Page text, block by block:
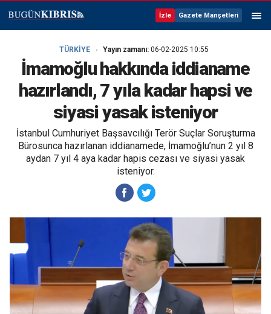
İzle Gazete Manşetleri
TÜRKİYE Yayın zamanı: 06-02-2025 10:55
İmamoğlu hakkında iddianame
hazırlandı, 7 yıla kadar hapsi ve
siyasi yasak isteniyor
İstanbul Cumhuriyet Başsavcılığı Terör Suçlar Soruşturma
Bürosunca hazırlanan iddianamede, İmamoğlu’nun 2 yıl 8
aydan 7 yıl 4 aya kadar hapis cezası ve siyasi yasak
isteniyor.